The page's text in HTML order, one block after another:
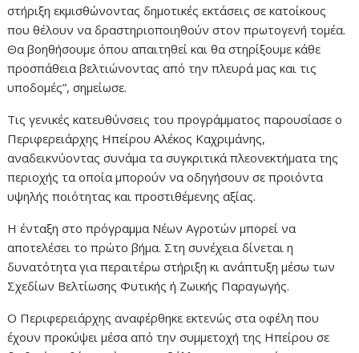
στήριξη εκμισθώνοντας δημοτικές εκτάσεις σε κατοίκους
που θέλουν να δραστηριοποιηθούν στον πρωτογενή τομέα.
Θα βοηθήσουμε όπου απαιτηθεί και θα στηρίξουμε κάθε
προσπάθεια βελτιώνοντας από την πλευρά μας και τις
υποδομές”, σημείωσε.
Τις γενικές κατευθύνσεις του προγράμματος παρουσίασε ο
Περιφερειάρχης Ηπείρου Αλέκος Καχριμάνης,
αναδεικνύοντας συνάμα τα συγκριτικά πλεονεκτήματα της
περιοχής τα οποία μπορούν να οδηγήσουν σε προιόντα
υψηλής ποιότητας και προστιθέμενης αξίας.
Η ένταξη στο πρόγραμμα Νέων Αγροτών μπορεί να
αποτελέσει το πρώτο βήμα. Στη συνέχεια δίνεται η
δυνατότητα για περαιτέρω στήριξη κι ανάπτυξη μέσω των
Σχεδίων Βελτίωσης Φυτικής ή Ζωικής Παραγωγής.
Ο Περιφερειάρχης αναφέρθηκε εκτενώς στα οφέλη που
έχουν προκύψει μέσα από την συμμετοχή της Ηπείρου σε